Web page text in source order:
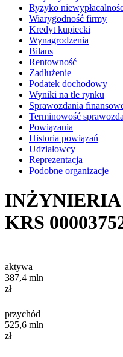
Ryzyko
Wiarygodność firmy
Kredyt kupiecki
Wynagrodzenia
Bilans
Rentowność
Zadłużenie
Podatek dochodowy
Wyniki na tle rynku
Sprawozdania
Terminowość
Powiązania
Historia powiązań
Udziałowcy
Reprezentacja
Podobne organizacje
INŻYNIERIA
KRS
aktywa
387,4 mln
zł
przychód
525,6 mln
zł